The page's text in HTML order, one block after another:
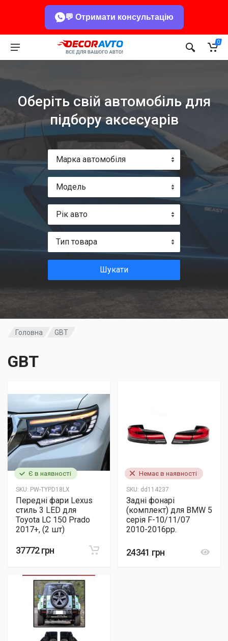
💬 Отримати консультацію
0
Оберіть свій автомобіль для
підбору аксесуарів
Марка автомобіля
Модель
Рік авто
Тип товара
Шукати
Головна GBT
GBT
Є в наявності
SKU: PW-TYPD18LX
Передні фари Lexus
стиль 3 LED для
Toyota LC 150 Prado
2017+, (2 шт)
37772 грн
Немає в наявності
SKU: dd114237
Задні фонарі
(комплект) для BMW 5
серія F-10/11/07
2010-2016рр.
24341 грн